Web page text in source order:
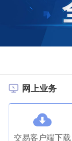
网上业务
交易客户端下载